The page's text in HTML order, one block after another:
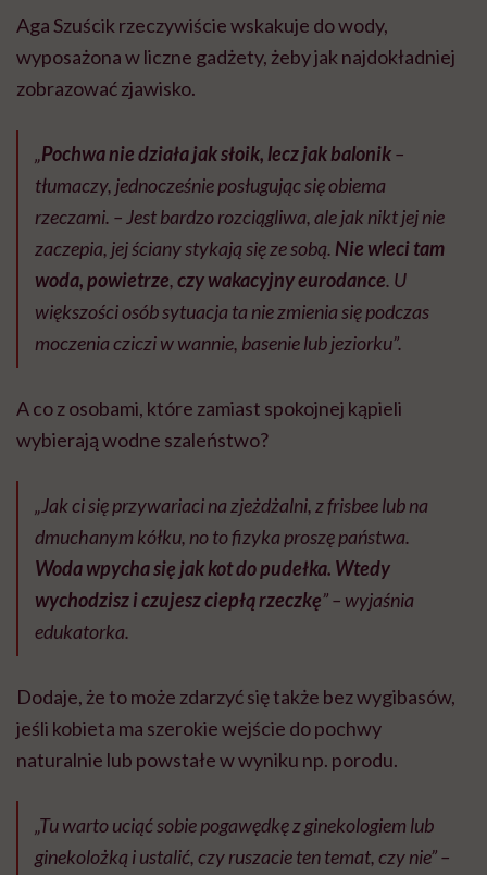
Aga Szuścik rzeczywiście wskakuje do wody,
wyposażona w liczne gadżety, żeby jak najdokładniej
zobrazować zjawisko.
„Pochwa nie działa jak słoik, lecz jak balonik–
tłumaczy, jednocześnie posługując się obiema
rzeczami. – Jest bardzo rozciągliwa, ale jak nikt jej nie
zaczepia, jej ściany stykają się ze sobą. Nie wleci tam
woda, powietrze,czy wakacyjny eurodance. U
większości osób sytuacja ta nie zmienia się podczas
moczenia cziczi w wannie, basenie lub jeziorku”.
A co z osobami, które zamiast spokojnej kąpieli
wybierają wodne szaleństwo?
„Jak ci się przywariaci na zjeżdżalni, z frisbee lub na
dmuchanym kółku, no to fizyka proszę państwa.
Woda wpycha się jak kot do pudełka. Wtedy
wychodzisz i czujesz ciepłą rzeczkę” – wyjaśnia
edukatorka.
Dodaje, że to może zdarzyć się także bez wygibasów,
jeśli kobieta ma szerokie wejście do pochwy
naturalnie lub powstałe w wyniku np. porodu.
„Tu warto uciąć sobie pogawędkę z ginekologiem lub
ginekolożką i ustalić, czy ruszacie ten temat, czy nie” –